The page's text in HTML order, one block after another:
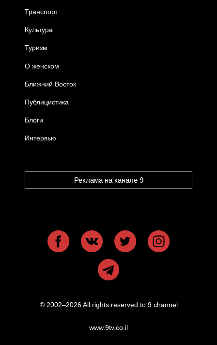
Транспорт
Культура
Туризм
О женском
Ближний Восток
Публицистика
Блоги
Интервью
Реклама на канале 9
© 2002–2026 All rights reserved to 9 channel
www.9tv.co.il